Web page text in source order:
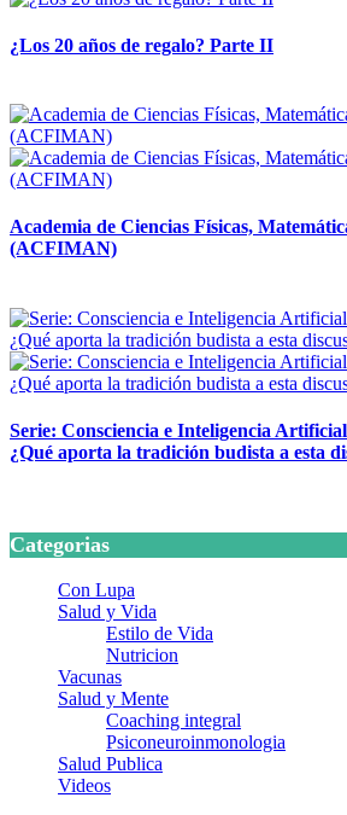
¿Los 20 años de regalo? Parte II
Academia de Ciencias Físicas,
(ACFIMAN)
Serie: Consciencia e Inteligencia
¿Qué aporta la tradición budista a esta
Categorias
Con Lupa
Salud y Vida
Estilo de Vida
Nutricion
Vacunas
Salud y Mente
Coaching integral
Psiconeuroinmonologia
Salud Publica
Videos